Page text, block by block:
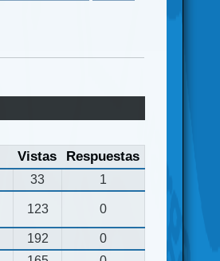
Vistas Respuestas
33
1
123 0
192
0